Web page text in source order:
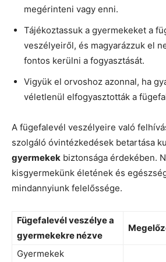
megérinteni vagy enni.
Tájékoztassuk a gyermekeket a
veszélyeiről, és magyarázzuk el
fontos kerülni a fogyasztását.
Vigyük el orvoshoz azonnal, ha
véletlenül elfogyasztották a
A fügefalevél veszélyeire való
szolgáló óvintézkedések betartása
gyermekek biztonsága érdekében.
kisgyermekünk életének és
mindannyiunk felelőssége.
Fügefalevél veszélye a
gyermekekre nézve
Gyermekek